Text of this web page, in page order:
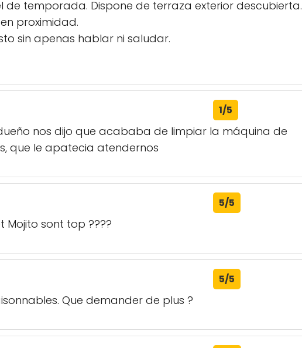
de temporada. Dispone de terraza exterior descubierta.
proximidad.
sin apenas hablar ni saludar.
1/5
nos dijo que acababa de limpiar la máquina de
que le apatecia atendernos
5/5
Mojito sont top ????
5/5
Que demander de plus ?